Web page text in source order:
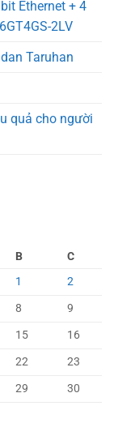
Ethernet + 4
2LV
Taruhan
quả cho người
B
C
1
2
8
9
15
16
22
23
29
30